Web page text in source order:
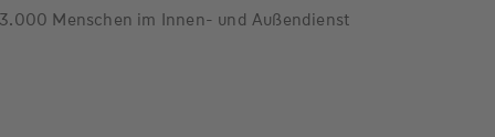
Menschen im Innen- und Außendienst